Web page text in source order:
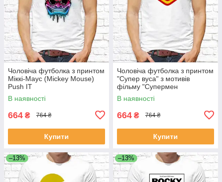
Чоловіча футболка з принтом
Міккі-Маус (Mickey Mouse)
Push IT
В наявності
664 ₴ 764 ₴
Купити
Чоловіча футболка з принтом
"Супер вуса" з мотивів
фільму "Супермен
(Superman)" Push IT
В наявності
664 ₴ 764 ₴
Купити
–13% –13%